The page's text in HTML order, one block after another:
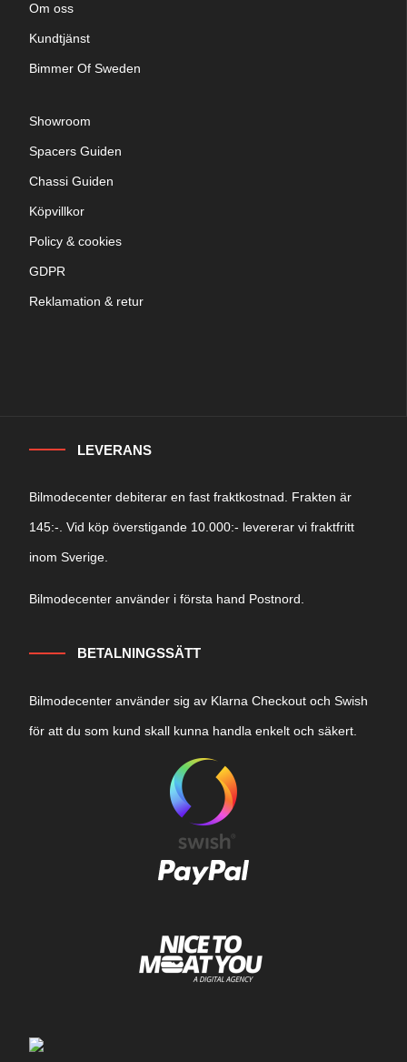
Om oss
Kundtjänst
Bimmer Of Sweden
Showroom
Spacers Guiden
Chassi Guiden
Köpvillkor
Policy & cookies
GDPR
Reklamation & retur
LEVERANS
Bilmodecenter debiterar en fast fraktkostnad. Frakten är
145:-. Vid köp överstigande 10.000:- levererar vi fraktfritt
inom Sverige.
Bilmodecenter använder i första hand Postnord.
BETALNINGSSÄTT
Bilmodecenter använder sig av Klarna Checkout och Swish
för att du som kund skall kunna handla enkelt och säkert.